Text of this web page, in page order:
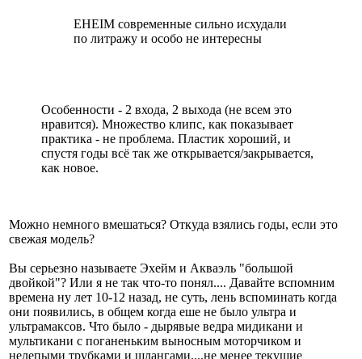
EHEIM современные сильно исхудали
по литражу и особо не интересны
Особенности - 2 входа, 2 выхода (не всем это
нравится). Множество клипс, как показывает
практика - не проблема. Пластик хороший, и
спустя годы всё так же открывается/закрывается,
как новое.
Можно немного вмешаться? Откуда взялись годы, если это
свежая модель?
Вы серьезно называете Эхейм и Акваэль "большой
двойкой"? Или я не так что-то понял.... Давайте вспомним
времена ну лет 10-12 назад, не суть, лень вспоминать когда
они появились, в общем когда еше не было ультра и
ультрамаксов. Что было - дырявые ведра мидикани и
мультикани с поганеньким выносным моторчиком и
нелепыми трубками и шлангами....не менее текущие